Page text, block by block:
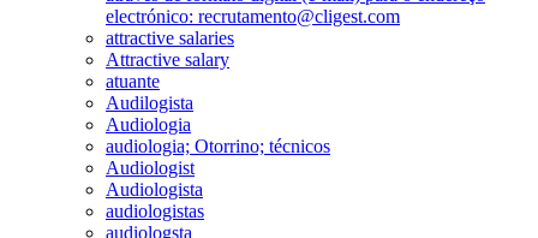
electrónico: recrutamento@cligest.com
attractive salaries
Attractive salary
atuante
Audilogista
Audiologia
audiologia; Otorrino; técnicos
Audiologist
Audiologista
audiologistas
audiologsta